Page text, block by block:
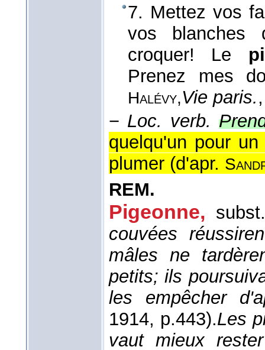
7. Mettez vos
vos blanches
croquer! Le
Prenez mes
Halévy,Vie paris.
− Loc. verb.
quelqu'un pour
plumer (d'apr.
REM.
Pigeonne,
couvées
mâles ne
petits; ils
les empêcher
1914, p.443).Les
vaut mieux